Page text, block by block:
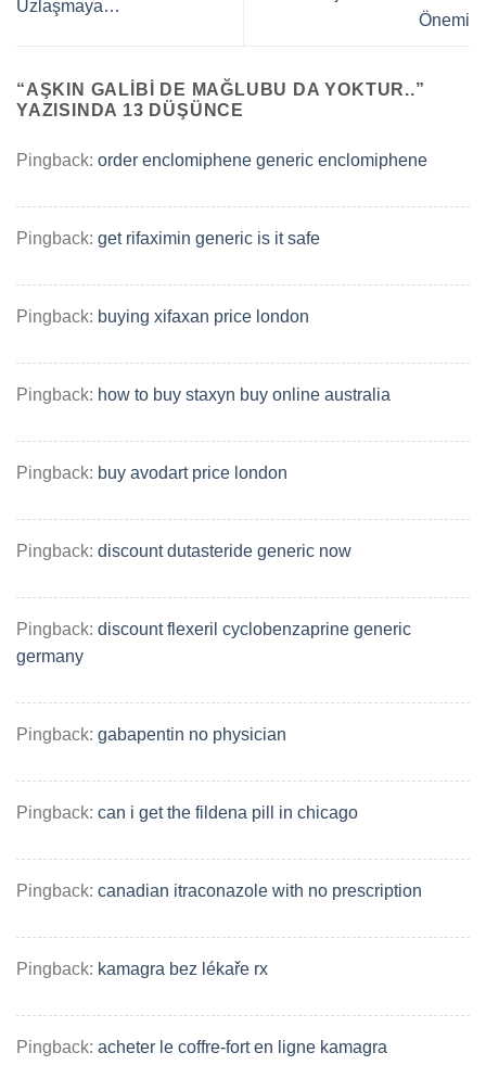
Uzlaşmaya…
Önemi
“AŞKIN GALIBI DE MAĞLUBU DA YOKTUR..”
YAZISINDA 13 DÜŞÜNCE
Pingback: order enclomiphene generic enclomiphene
Pingback: get rifaximin generic is it safe
Pingback: buying xifaxan price london
Pingback: how to buy staxyn buy online australia
Pingback: buy avodart price london
Pingback: discount dutasteride generic now
Pingback: discount flexeril cyclobenzaprine generic
germany
Pingback: gabapentin no physician
Pingback: can i get the fildena pill in chicago
Pingback: canadian itraconazole with no prescription
Pingback: kamagra bez lékaře rx
Pingback: acheter le coffre-fort en ligne kamagra